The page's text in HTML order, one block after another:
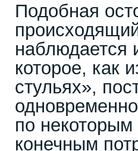
Подобная
наблюдается
которое, как
стульях»,
по
конечным